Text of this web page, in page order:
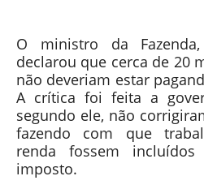
O ministro da
declarou que cerca de 20
não deveriam estar
A crítica foi feita a
segundo ele, não
fazendo com que
renda fossem
imposto.